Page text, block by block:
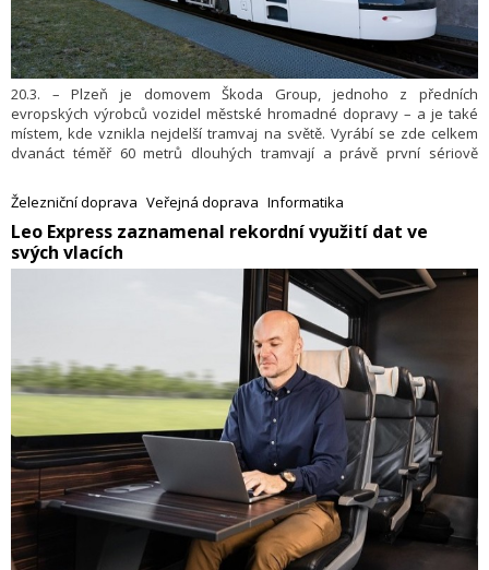
20.3. – Plzeň je domovem Škoda Group, jednoho z předních
evropských výrobců vozidel městské hromadné dopravy – a je také
místem, kde vznikla nejdelší tramvaj na světě. Vyrábí se zde celkem
dvanáct téměř 60 metrů dlouhých tramvají a právě první sériově
metropolitní oblasti Rýn-Neckar. Toto unikátní vozidlo je součástí plně
modulárního vozového parku, který je navržen tak, aby vyhovoval
rozmanitým požadavkům německého provozovatele Rhein-Neckar-
Verkehr GmbH (rnv), který zajišťuje veřejnou dopravu v Mannheimu,
Heidelbergu a Ludwigshafenu.
Železniční doprava Veřejná doprava Informatika
​Leo Express zaznamenal rekordní využití dat ve
svých vlacích